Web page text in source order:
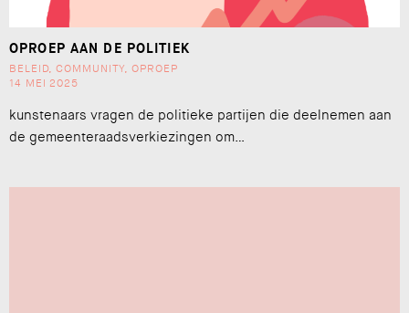
OPROEP AAN DE POLITIEK
BELEID,COMMUNITY,OPROEP
14 MEI 2025
kunstenaars vragen de politieke partijen die deelnemen aan
de gemeenteraadsverkiezingen om…